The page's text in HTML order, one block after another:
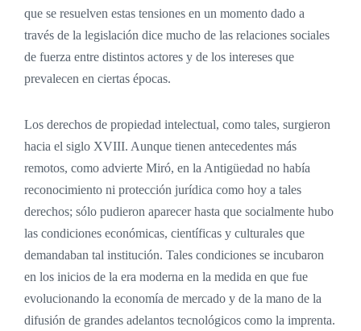
que se resuelven estas tensiones en un momento dado a
través de la legislación dice mucho de las relaciones sociales
de fuerza entre distintos actores y de los intereses que
prevalecen en ciertas épocas.
Los derechos de propiedad intelectual, como tales, surgieron
hacia el siglo XVIII. Aunque tienen antecedentes más
remotos, como advierte Miró, en la Antigüedad no había
reconocimiento ni protección jurídica como hoy a tales
derechos; sólo pudieron aparecer hasta que socialmente hubo
las condiciones económicas, científicas y culturales que
demandaban tal institución. Tales condiciones se incubaron
en los inicios de la era moderna en la medida en que fue
evolucionando la economía de mercado y de la mano de la
difusión de grandes adelantos tecnológicos como la imprenta.